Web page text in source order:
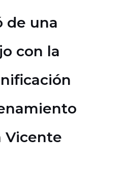
de una
con la
Vicente